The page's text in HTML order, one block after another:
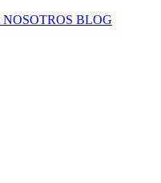
NOSOTROS BLOG